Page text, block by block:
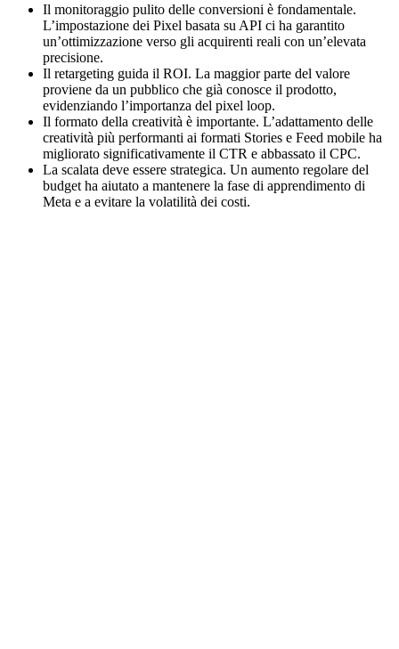
Il monitoraggio pulito delle conversioni è fondamentale.
L’impostazione dei Pixel basata su API ci ha garantito
un’ottimizzazione verso gli acquirenti reali con un’elevata
precisione.
Il retargeting guida il ROI. La maggior parte del valore
proviene da un pubblico che già conosce il prodotto,
evidenziando l’importanza del pixel loop.
Il formato della creatività è importante. L’adattamento delle
creatività più performanti ai formati Stories e Feed mobile ha
migliorato significativamente il CTR e abbassato il CPC.
La scalata deve essere strategica. Un aumento regolare del
budget ha aiutato a mantenere la fase di apprendimento di
Meta e a evitare la volatilità dei costi.